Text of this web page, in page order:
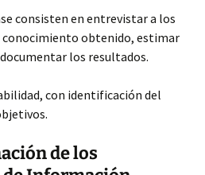
consisten en entrevistar a los
obtenido, estimar
los resultados.
con identificación del
de los